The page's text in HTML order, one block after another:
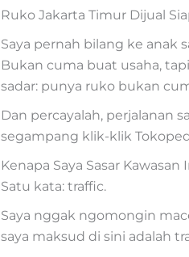
Ruko Jakarta Timur Dijual
Saya pernah bilang ke anak
Bukan cuma buat usaha,
sadar: punya ruko bukan
Dan percayalah, perjalanan
segampang klik-klik
Kenapa Saya Sasar
Satu kata: traffic.
Saya nggak ngomongin
saya maksud di sini adalah